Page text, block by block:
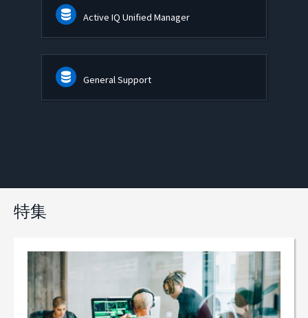
Active IQ Unified Manager
General Support
特集